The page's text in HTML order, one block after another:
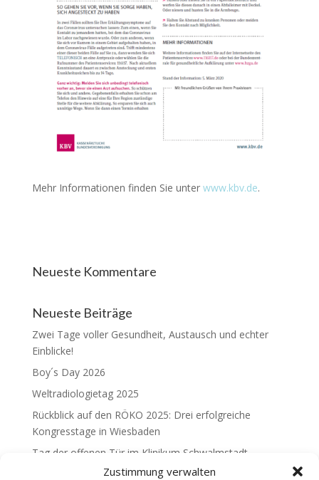
Zustimmung verwalten
Mehr Informationen finden Sie unter www.kbv.de.
Neueste Kommentare
Neueste Beiträge
Zwei Tage voller Gesundheit, Austausch und echter
Einblicke!
Boy´s Day 2026
Weltradiologietag 2025
Rückblick auf den RÖKO 2025: Drei erfolgreiche
Kongresstage in Wiesbaden
Tag der offenen Tür im Klinikum Schwalmstadt